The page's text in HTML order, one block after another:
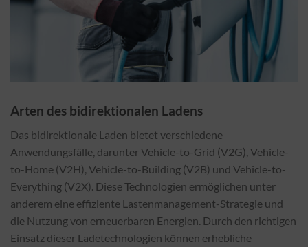
Arten des bidirektionalen Ladens
Das bidirektionale Laden bietet verschiedene
Anwendungsfälle, darunter Vehicle-to-Grid (V2G), Vehicle-
to-Home (V2H), Vehicle-to-Building (V2B) und Vehicle-to-
Everything (V2X). Diese Technologien ermöglichen unter
anderem eine effiziente Lastenmanagement-Strategie und
die Nutzung von erneuerbaren Energien. Durch den richtigen
Einsatz dieser Ladetechnologien können erhebliche